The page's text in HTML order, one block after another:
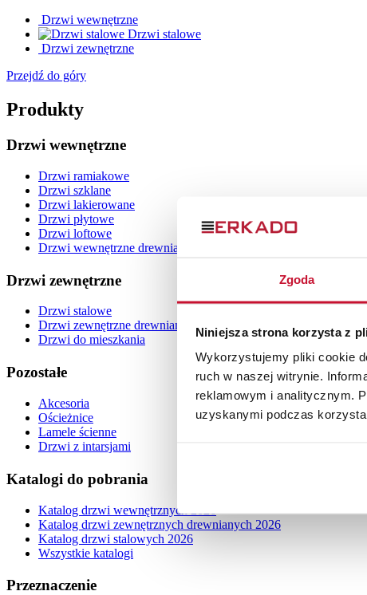
Zgoda
Niniejsza strona korzysta z
Wykorzystujemy pliki cookie
ruch w naszej witrynie.
reklamowym i analitycznym.
uzyskanymi podczas
Drzwi wewnętrzne
Drzwi stalowe
Drzwi zewnętrzne
Przejdź do góry
Produkty
Drzwi wewnętrzne
Drzwi ramiakowe
Drzwi szklane
Drzwi lakierowane
Drzwi płytowe
Drzwi loftowe
Drzwi wewnętrzne drewniane
Drzwi zewnętrzne
Drzwi stalowe
Drzwi zewnętrzne drewniane
Drzwi do mieszkania
Pozostałe
Akcesoria
Ościeżnice
Lamele ścienne
Drzwi z intarsjami
Katalogi do pobrania
Katalog drzwi wewnętrznych 2026
Katalog drzwi zewnętrznych drewnianych 2026
Katalog drzwi stalowych 2026
Wszystkie katalogi
Przeznaczenie